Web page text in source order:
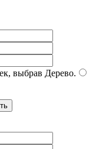
выбрав Дерево.